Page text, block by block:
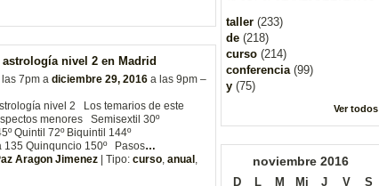
nivel 2 en Madrid
las 7pm a diciembre 29, 2016 a las 9pm –
nivel 2 Los temarios de este
menores Semisextil 30º
Quintil 72º Biquintil 144º
135 Quinquncio 150º Pasos…
Aragon Jimenez | Tipo: curso, anual ,
taller (233)
de (218)
curso (214)
conferencia(99)
y (75)
Ver todos
noviembre 2016
D L M Mi J V
S